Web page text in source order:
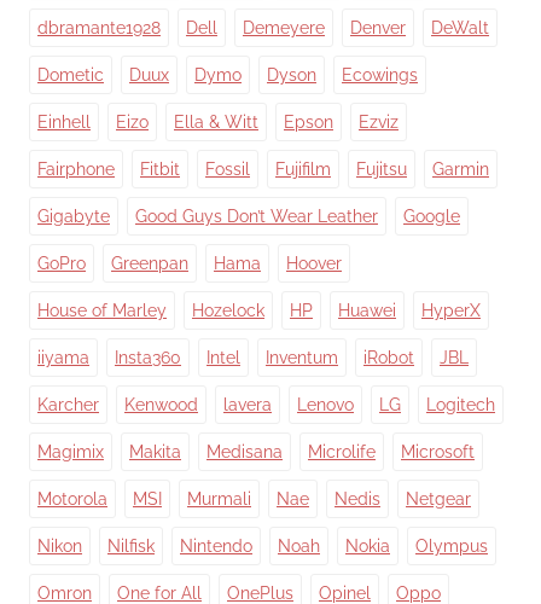
dbramante1928 Dell Demeyere Denver DeWalt
Dometic Duux Dymo Dyson Ecowings
Einhell Eizo Ella & Witt Epson Ezviz
Fairphone Fitbit Fossil Fujifilm Fujitsu Garmin
Gigabyte Good Guys Don’t Wear Leather Google
GoPro Greenpan Hama Hoover
House of Marley Hozelock HP Huawei HyperX
iiyama Insta360 Intel Inventum iRobot JBL
Karcher Kenwood lavera Lenovo LG Logitech
Magimix Makita Medisana Microlife Microsoft
Motorola MSI Murmali Nae Nedis Netgear
Nikon Nilfisk Nintendo Noah Nokia Olympus
Omron One for All OnePlus Opinel Oppo